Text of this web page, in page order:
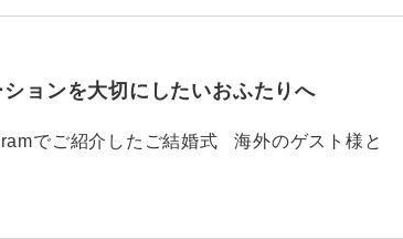
ョンを大切にしたいおふたりへ
でご紹介したご結婚式 海外のゲスト様と